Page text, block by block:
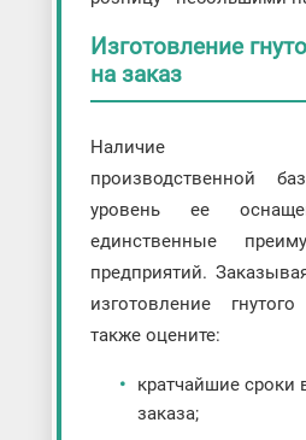
Изготовление
на заказ
Наличие
производственной
уровень ее
единственные
предприятий.
изготовление
также оцените:
кратчайшие сроки
заказа;